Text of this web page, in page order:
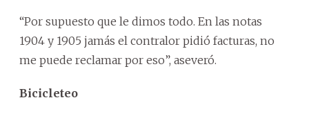
“Por supuesto que le dimos todo. En las notas
1904 y 1905 jamás el contralor pidió facturas, no
me puede reclamar por eso”, aseveró.
Bicicleteo